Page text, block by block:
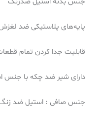
پایه‌های پلاستیکی ضد
قابلیت جدا کردن تمام
دارای شیر ضد چکه با جنس
جنس صافی : استیل ضد